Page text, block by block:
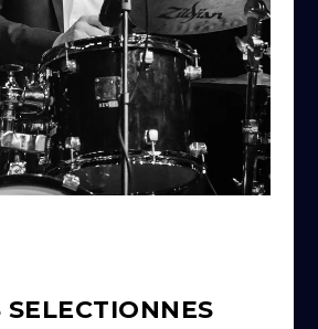
SELECTIONNES